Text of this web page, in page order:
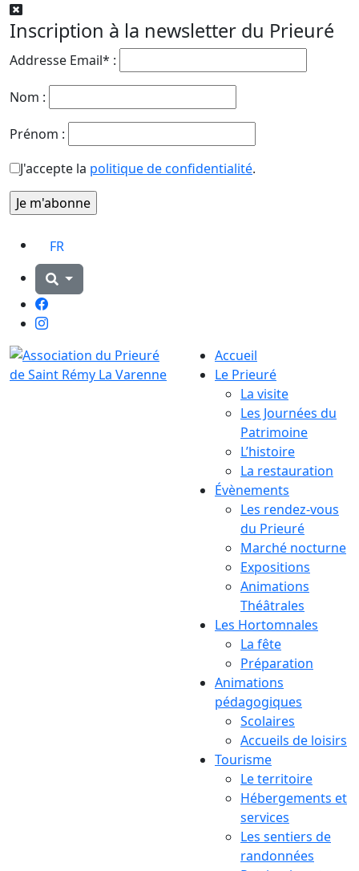
Inscription à la newsletter du Prieuré
Addresse Email* :
Nom :
Prénom :
J'accepte la politique de confidentialité.
FR
Facebook
Instagram
Accueil
Le Prieuré
La visite
Les Journées du
Patrimoine
L’histoire
La restauration
Évènements
Les rendez-vous
du Prieuré
Marché nocturne
Expositions
Animations
Théâtrales
Les Hortomnales
La fête
Préparation
Animations
pédagogiques
Scolaires
Accueils de loisirs
Tourisme
Le territoire
Hébergements et
services
Les sentiers de
randonnées